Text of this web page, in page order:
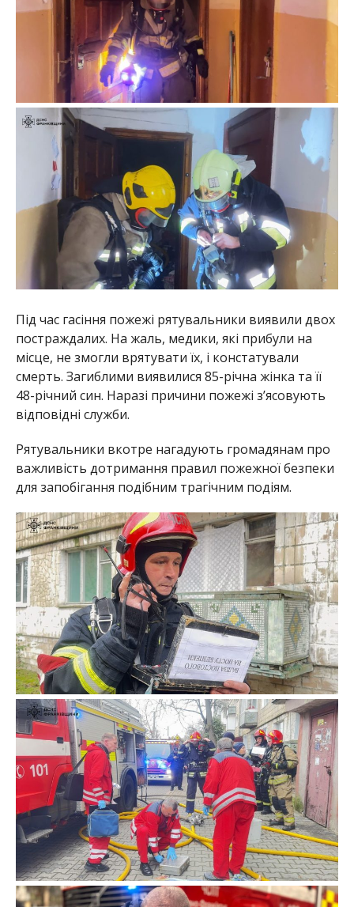
Під час гасіння пожежі рятувальники виявили двох
постраждалих. На жаль, медики, які прибули на
місце, не змогли врятувати їх, і констатували
смерть. Загиблими виявилися 85-річна жінка та її
48-річний син. Наразі причини пожежі з’ясовують
відповідні служби.
Рятувальники вкотре нагадують громадянам про
важливість дотримання правил пожежної безпеки
для запобігання подібним трагічним подіям.